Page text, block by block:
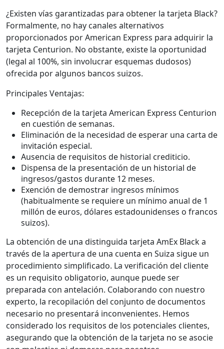
¿Existen vías garantizadas para obtener la tarjeta Black?
Formalmente, no hay canales alternativos
proporcionados por American Express para adquirir la
tarjeta Centurion. No obstante, existe la oportunidad
(legal al 100%, sin involucrar esquemas dudosos)
ofrecida por algunos bancos suizos.
Principales Ventajas:
Recepción de la tarjeta American Express Centurion
en cuestión de semanas.
Eliminación de la necesidad de esperar una carta de
invitación especial.
Ausencia de requisitos de historial crediticio.
Dispensa de la presentación de un historial de
ingresos/gastos durante 12 meses.
Exención de demostrar ingresos mínimos
(habitualmente se requiere un mínimo anual de 1
millón de euros, dólares estadounidenses o francos
suizos).
La obtención de una distinguida tarjeta AmEx Black a
través de la apertura de una cuenta en Suiza sigue un
procedimiento simplificado. La verificación del cliente
es un requisito obligatorio, aunque puede ser
preparada con antelación. Colaborando con nuestro
experto, la recopilación del conjunto de documentos
necesario no presentará inconvenientes. Hemos
considerado los requisitos de los potenciales clientes,
asegurando que la obtención de la tarjeta no se asocie